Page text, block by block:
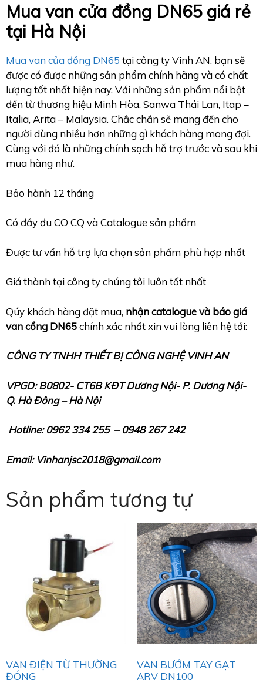
Mua van cửa đồng DN65 giá rẻ
tại Hà Nội
Mua van của đồng DN65 tại công ty Vinh AN, bạn sẽ
được có được những sản phẩm chính hãng và có chất
lượng tốt nhất hiện nay. Với những sản phẩm nổi bật
đến từ thương hiệu Minh Hòa, Sanwa Thái Lan, Itap –
Italia, Arita – Malaysia. Chắc chắn sẽ mang đến cho
người dùng nhiều hơn những gì khách hàng mong đợi.
Cùng với đó là những chính sạch hỗ trợ trước và sau khi
mua hàng như.
Bảo hành 12 tháng
Có đầy đu CO CQ và Catalogue sản phẩm
Được tư vấn hỗ trợ lựa chọn sản phẩm phù hợp nhất
Giá thành tại công ty chúng tôi luôn tốt nhất
Qúy khách hàng đặt mua, nhận catalogue và báo giá
van cổng DN65chính xác nhất xin vui lòng liên hệ tới:
CÔNG TY TNHH THIẾT BỊ CÔNG NGHỆ VINH AN
VPGD: B0802- CT6B KĐT Dương Nội- P. Dương Nội-
Q. Hà Đông – Hà Nội
Hotline: 0962 334 255 – 0948 267 242
Email: Vinhanjsc2018@gmail.com
Sản phẩm tương tự
VAN ĐIỆN TỪ THƯỜNG
ĐÓNG
VAN BƯỚM TAY GẠT
ARV DN100